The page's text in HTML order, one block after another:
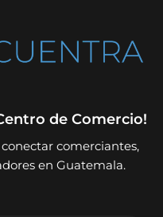
de Comercio!
comerciantes,
en Guatemala.